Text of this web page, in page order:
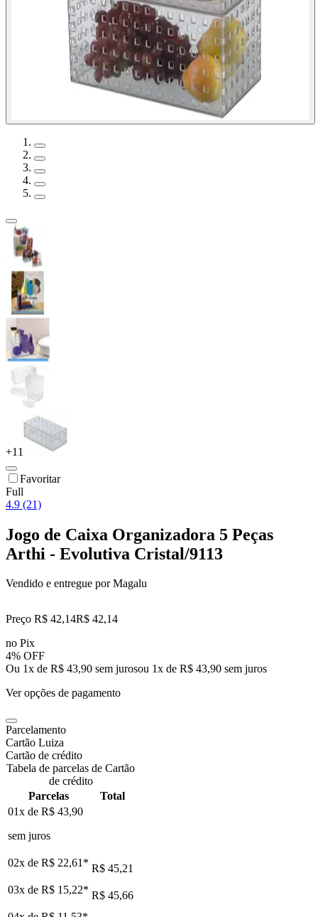
+11
Favoritar
Full
4.9 (21)
Jogo de Caixa Organizadora 5 Peças
Arthi - Evolutiva Cristal/9113
Vendido e entregue por Magalu
Preço R$ 42,14R$ 42,14
no Pix
4% OFF
Ou 1x de R$ 43,90 sem jurosou 1x de R$ 43,90 sem juros
Ver opções de pagamento
Parcelamento
Cartão Luiza
Cartão de crédito
Tabela de parcelas de Cartão
de crédito
Parcelas
Total
01x de R$ 43,90
sem juros
02x de R$ 22,61* R$ 45,21
03x de R$ 15,22* R$ 45,66